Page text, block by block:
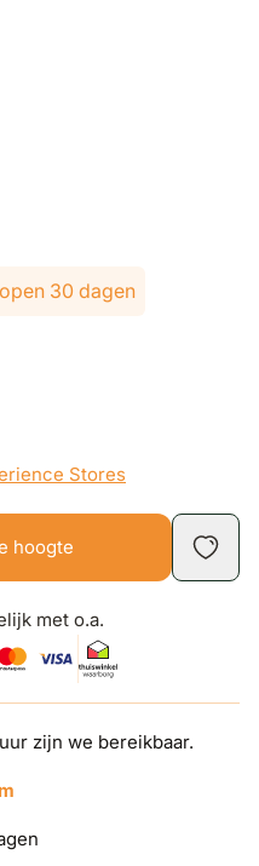
opties
30 dagen
Stores
hoogte
met o.a.
uur zijn we bereikbaar.